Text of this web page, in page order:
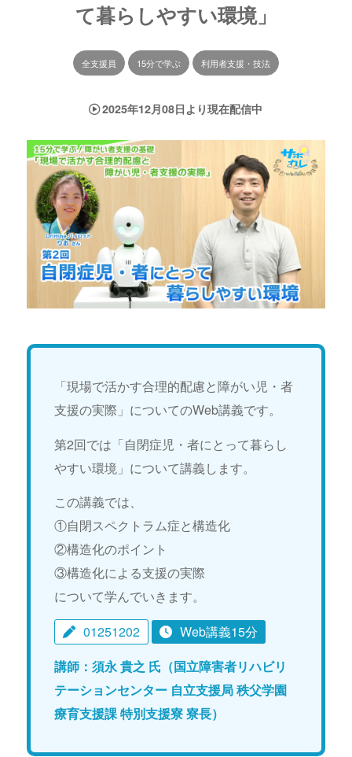
て暮らしやすい環境」
全支援員 15分で学ぶ 利用者支援・技法
2025年12月08日より現在配信中
「現場で活かす合理的配慮と障がい児・者
支援の実際」についてのWeb講義です。
第2回では「自閉症児・者にとって暮らし
やすい環境」について講義します。
この講義では、
①自閉スペクトラム症と構造化
②構造化のポイント
③構造化による支援の実際
について学んでいきます。
01251202
Web講義15分
講師：須永 貴之 氏（国立障害者リハビリ
テーションセンター 自立支援局 秩父学園
療育支援課 特別支援寮 寮長）